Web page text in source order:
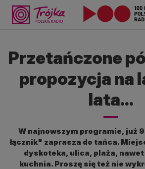
Przetańczone
propozycja na
lata…
W najnowszym programie, już
łącznik" zaprasza do tańca.
dyskoteka, ulica, plaża,
kuchnia. Proszę się też nie